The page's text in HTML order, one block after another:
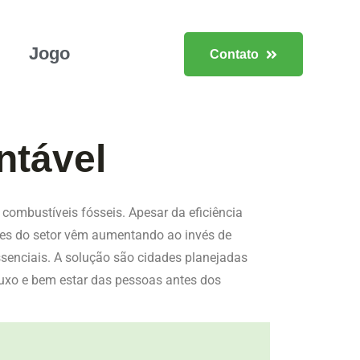
Jogo Contato
fósseis. Apesar da eficiência
do setor vêm aumentando ao invés de
A solução são cidades planejadas
e bem estar das pessoas antes dos